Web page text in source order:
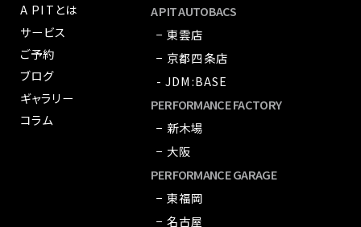
A PITとは
サービス
ご予約
ブログ
ギャラリー
コラム
A PIT AUTOBACS
− 東雲店
− 京都四条店
- JDM:BASE
PERFORMANCE FACTORY
− 新木場
− 大阪
PERFORMANCE GARAGE
− 東福岡
− 名古屋